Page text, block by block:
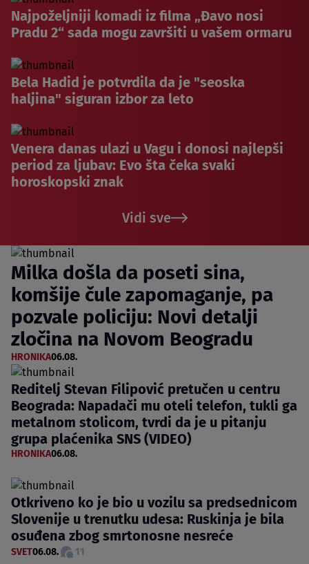
Najpoželjniji komadi iz filma „Đavo nosi
Pradu 2“ sada mogu završiti u vašem ormaru
Bela Hadid je potvrdila da je "seoska
haljina" siguran izbor za leto
Venera danas ulazi u Vagu i donosi najlepši
period za ljubav: Evo šta čeka svaki
horoskopski znak
Vidi sve
Milka došla da poseti sina,
komšije čule zapomaganje, pa
pozvale policiju: Novi detalji
zločina na Novom Beogradu
HRONIKA06.08.
Reditelj Stevan Filipović pretučen u centru
Beograda: Napadači mu oteli telefon, tukli ga
metalnom stolicom, tvrdi da je u pitanju
grupa plaćenika SNS (VIDEO)
HRONIKA06.08.
Otkriveno ko je bio u vozilu sa predsednicom
Slovenije u trenutku udesa: Ruskinja je bila
osuđena zbog smrtonosne nesreće
SVET06.08. 11